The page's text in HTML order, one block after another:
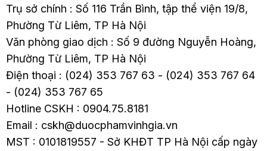
Trụ sở chính : Số 116 Trần Bình, tập thể viện 19/8,
Phường Từ Liêm, TP Hà Nội
Văn phòng giao dịch : Số 9 đường Nguyễn Hoàng,
Phường Từ Liêm, TP Hà Nội
Điện thoại : (024) 353 767 63 - (024) 353 767 64
- (024) 353 767 65
Hotline CSKH : 0904.75.8181
Email : cskh@duocphamvinhgia.vn
MST : 0101819557 - Sở KHĐT TP Hà Nội cấp ngày